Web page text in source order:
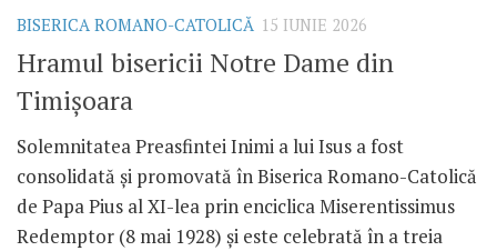
BISERICA ROMANO-CATOLICĂ 15 IUNIE 2026
Hramul bisericii Notre Dame din
Timișoara
Solemnitatea Preasfintei Inimi a lui Isus a fost
consolidată și promovată în Biserica Romano-Catolică
de Papa Pius al XI-lea prin enciclica Miserentissimus
Redemptor (8 mai 1928) și este celebrată în a treia